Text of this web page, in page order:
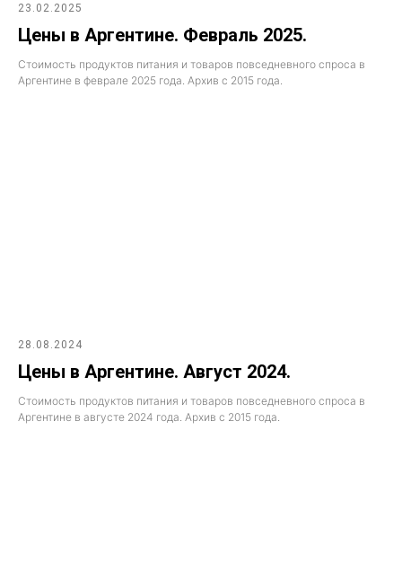
23.02.2025
Цены в Аргентине. Февраль 2025.
Стоимость продуктов питания и товаров повседневного спроса в
Аргентине в феврале 2025 года. Архив с 2015 года.
28.08.2024
Цены в Аргентине. Август 2024.
Стоимость продуктов питания и товаров повседневного спроса в
Аргентине в августе 2024 года. Архив с 2015 года.